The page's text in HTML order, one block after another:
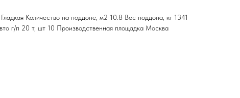
Количество на поддоне, м2 10.8 Вес поддона, кг 1341
г/п 20 т, шт 10 Производственная площадка Москва